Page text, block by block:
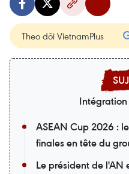
Theo dõi VietnamPlus
ASEAN Cup 2026 :
finales en tête du
Le président de l'AN